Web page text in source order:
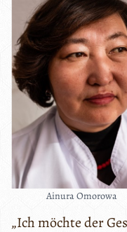
Ainura Omorowa
„Ich möchte der